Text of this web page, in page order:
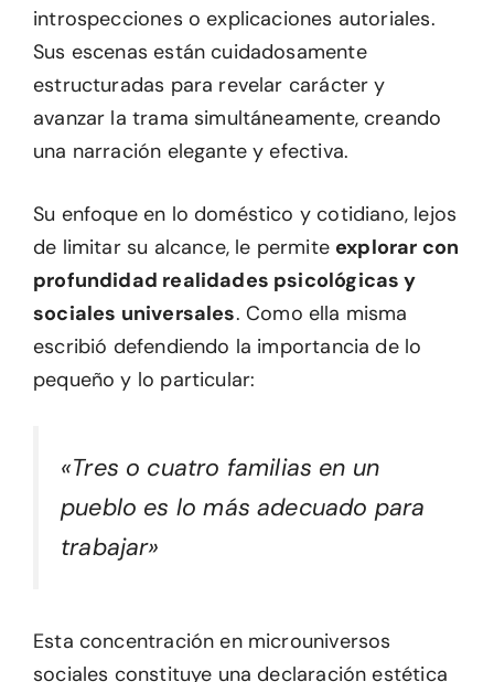
introspecciones o explicaciones autoriales.
Sus escenas están cuidadosamente
estructuradas para revelar carácter y
avanzar la trama simultáneamente, creando
una narración elegante y efectiva.
Su enfoque en lo doméstico y cotidiano, lejos
de limitar su alcance, le permite explorar con
profundidad realidades psicológicas y
sociales universales. Como ella misma
escribió defendiendo la importancia de lo
pequeño y lo particular:
«Tres o cuatro familias en un
pueblo es lo más adecuado para
trabajar»
Esta concentración en microuniversos
sociales constituye una declaración estética